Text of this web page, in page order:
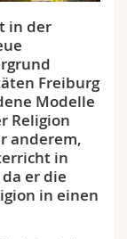
in der
Freiburg
Modelle
Religion
anderem,
in
er die
in einen